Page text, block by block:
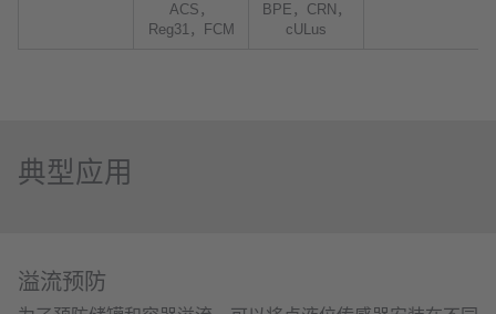
ACS，
Reg31，FCM
BPE，CRN，
cULus
典型应用
溢流预防